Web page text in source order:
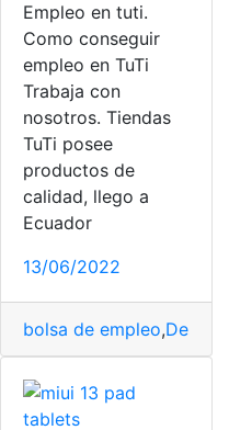
compañías,pasos a seguir,
Empleo en tuti.
Como conseguir
empleo en TuTi
Trabaja con
nosotros. Tiendas
TuTi posee
productos de
calidad, llego a
Ecuador
13/06/2022
bolsa de empleo,